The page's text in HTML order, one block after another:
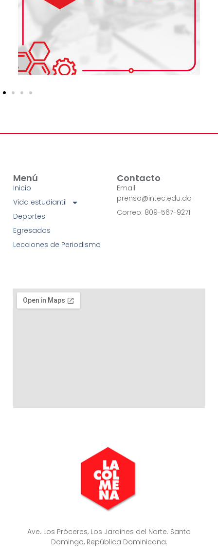
Ave. Los Próceres, Los Jardines del Norte. Santo
Domingo, República Dominicana.
Menú
Inicio
Vida estudiantil
Deportes
Egresados
Lecciones de Periodismo
Contacto
Email:
prensa@intec.edu.do
Correo: 809-567-9271